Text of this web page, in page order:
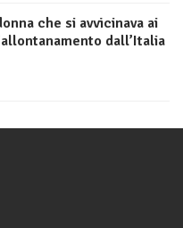
che si avvicinava ai
dall’Italia